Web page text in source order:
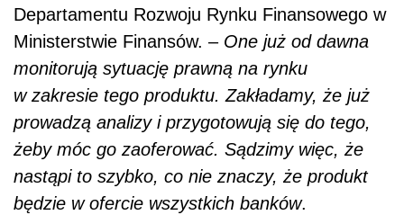
Departamentu Rozwoju Rynku Finansowego w
Ministerstwie Finansów. – One już od dawna
monitorują sytuację prawną na rynku
w zakresie tego produktu. Zakładamy, że już
prowadzą analizy i przygotowują się do tego,
żeby móc go zaoferować. Sądzimy więc, że
nastąpi to szybko, co nie znaczy, że produkt
będzie w ofercie wszystkich banków.